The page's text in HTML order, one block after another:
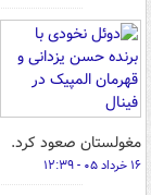
مغولستان صعود کرد.
۱۶ خرداد ۰۵ - ۱۲:۳۹